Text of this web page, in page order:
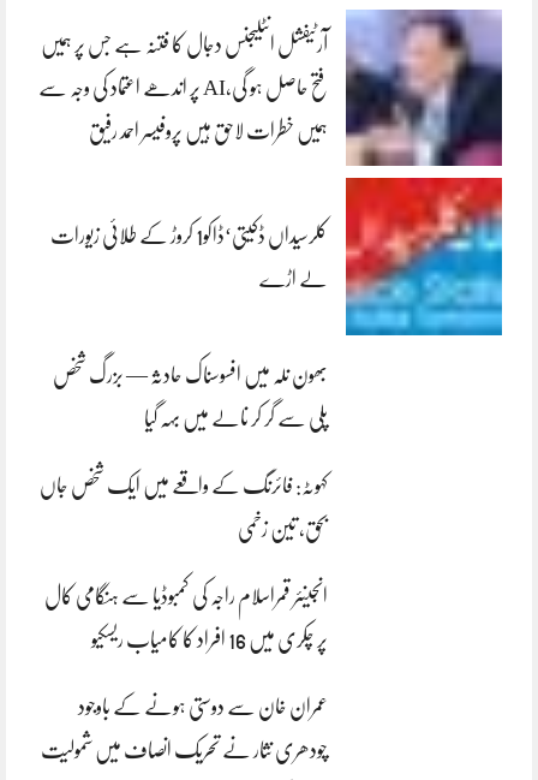
آرٹیفشل انٹلیجنس دجال کا فتنہ ہے جس پر ہمیں
فتح حاصل ہو گی،AI پر اندھے اعتماد کی وجہ سے
ہمیں خطرات لاحق ہیں پروفیسر احمد رفیق
کلرسیداں ڈکیتی‘ڈاکو1 کروڑ کے طلائی زیورات
لے اڑے
بھون نلہ میں افسوسناک حادثہ — بزرگ شخص
پلی سے گر کر نالے میں بہہ گیا
کہوٹہ: فائرنگ کے واقعے میں ایک شخص جاں
بحق، تین زخمی
انجینئر قمراسلام راجہ کی کمبوڈیا سے ہنگامی کال
پر چکری میں 16 افراد کا کامیاب ریسکیو
عمران خان سے دوستی ہونے کے باوجود
چودھری نثار نے تحریک انصاف میں شمولیت